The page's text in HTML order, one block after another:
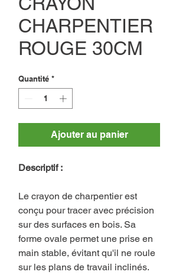
CHARPENTIER
ROUGE 30CM
Quantité *
Ajouter au panier
Descriptif :
Le crayon de charpentier est
conçu pour tracer avec précision
sur des surfaces en bois. Sa
forme ovale permet une prise en
main stable, évitant qu'il ne roule
sur les plans de travail inclinés.